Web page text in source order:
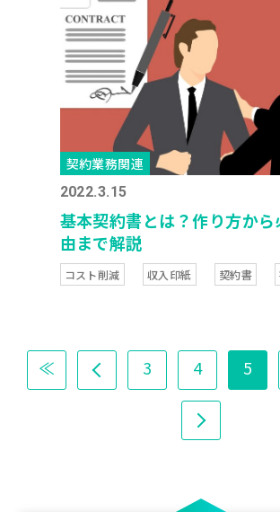
契約業務関連
2022.3.15
基本契約書とは？作り方から
由まで解説
コスト削減 収入印紙 契約書
≪ 3 4 5